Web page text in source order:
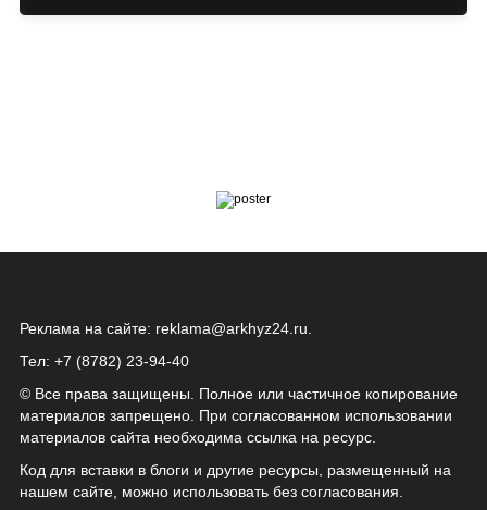
Реклама на сайте: reklama@arkhyz24.ru
Тел: +7 (8782) 23‑94‑40
© Все права защищены. Полное или частичное копирование
материалов запрещено. При согласованном использовании
материалов сайта необходима ссылка на ресурс.
Код для вставки в блоги и другие ресурсы, размещенный на
нашем сайте, можно использовать без согласования.